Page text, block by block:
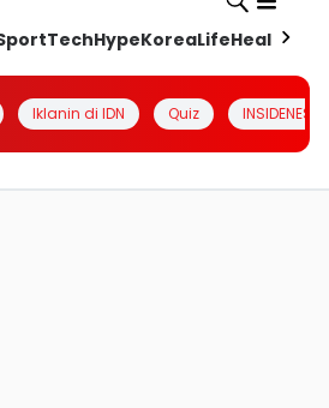
TechHypeKoreaLifeHealth
Iklanin di IDN Quiz INSIDENESIA